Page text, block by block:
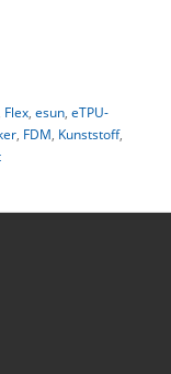
Flex, esun, eTPU-
, FDM, Kunststoff,